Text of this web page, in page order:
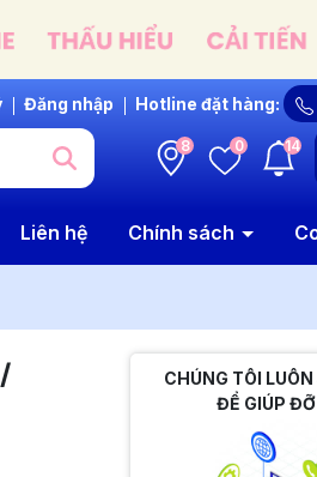
Đăng nhập Hotline đặt hàng:
8 0 14
Liên hệ Chính sách
CHÚNG TÔI
ĐỂ GIÚP